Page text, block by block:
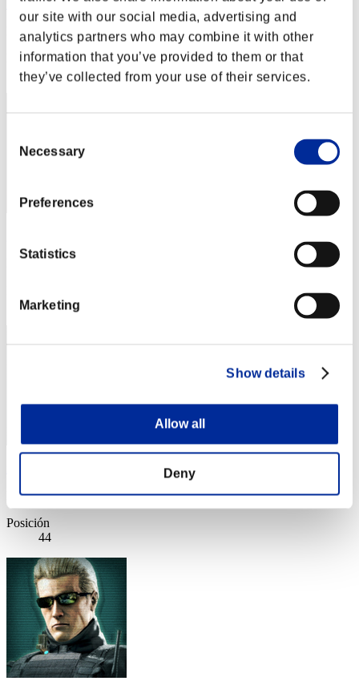
our site with our social media, advertising and
analytics partners who may combine it with other
information that you’ve provided to them or that
they’ve collected from your use of their services.
Selection
Necessary
Preferences
Statistics
Marketing
Show details
Allow all
Deny
bluesky
Puntos:Lv:20/01'52"94
Posición
42
Puntos:Lv:20/03'05"25
43
Puntos:Lv:20/03'25"93
Posición
44